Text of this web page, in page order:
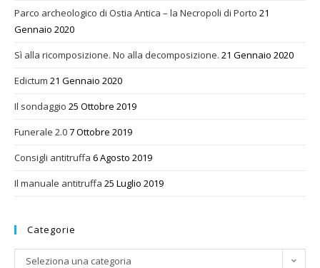
Parco archeologico di Ostia Antica – la Necropoli di Porto 21
Gennaio 2020
Sì alla ricomposizione. No alla decomposizione. 21 Gennaio 2020
Edictum 21 Gennaio 2020
Il sondaggio 25 Ottobre 2019
Funerale 2.07 Ottobre 2019
Consigli antitruffa 6 Agosto 2019
Il manuale antitruffa 25 Luglio 2019
Categorie
Categorie
Seleziona una categoria